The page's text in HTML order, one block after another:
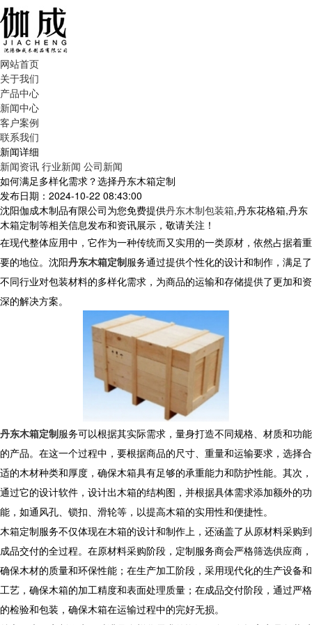
网站首页
关于我们
产品中心
新闻中心
客户案例
联系我们
新闻详细
新闻资讯 行业新闻 公司新闻
如何满足多样化需求？选择丹东木箱定制
发布日期：2024-10-22 08:43:00
沈阳伽成木制品有限公司为您免费提供丹东木制包装箱,丹东花格箱,丹东
木箱定制等相关信息发布和资讯展示，敬请关注！
在现代整体应用中，它作为一种传统而又实用的一类原材，依然占据着重
要的地位。沈阳丹东木箱定制服务通过提供个性化的设计和制作，满足了
不同行业对包装材料的多样化需求，为商品的运输和存储提供了更加和资
深的解决方案。
丹东木箱定制服务可以根据其实际需求，量身打造不同规格、材质和功能
的产品。在这一个过程中，要根据商品的尺寸、重量和运输要求，选择合
适的木材种类和厚度，确保木箱具有足够的承重能力和防护性能。其次，
通过它的设计软件，设计出木箱的结构图，并根据具体需求添加额外的功
能，如通风孔、锁扣、滑轮等，以提高木箱的实用性和便捷性。
木箱定制服务不仅体现在木箱的设计和制作上，还涵盖了从原材料采购到
成品交付的全过程。在原材料采购阶段，定制服务商会严格筛选供应商，
确保木材的质量和环保性能；在生产加工阶段，采用现代化的生产设备和
工艺，确保木箱的加工精度和表面处理质量；在成品交付阶段，通过严格
的检验和包装，确保木箱在运输过程中的完好无损。